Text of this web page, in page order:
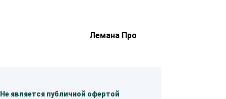
Лемана Про
Не является публичной офертой